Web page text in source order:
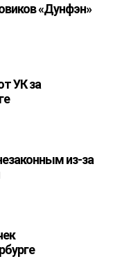
«Дунфэн»
УК за
из-за